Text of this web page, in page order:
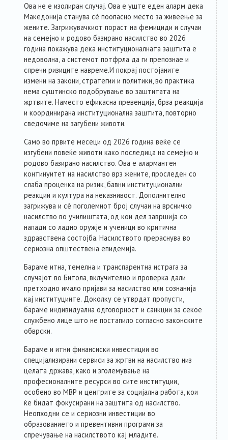
Ова не е изолиран случај. Ова е уште еден аларм дека
Македонија станува сè поопасно место за живеење за
жените. Загрижувачкиот пораст на фемициди и случаи
на семејно и родово базирано насилство во 2026
година покажува дека институционалната заштита е
недоволна, а системот потфрла да ги препознае и
спречи ризиците навреме.И покрај постојаните
измени на закони, стратегии и политики, во практика
нема суштинско подобрување во заштитата на
жртвите. Наместо ефикасна превенција, брза реакција
и координирана институционална заштита, повторно
сведочиме на загубени животи.
Само во првите месеци од 2026 година веќе се
изгубени повеќе животи како последица на семејно и
родово базирано насилство. Ова е алармантен
континуитет на насилство врз жените, проследен со
слаба проценка на ризик, бавни институционални
реакции и култура на неказнивост. Дополнително
загрижува и сè поголемиот број случаи на врсничко
насилство во училиштата, од кои дел завршија со
напади со ладно оружје и ученици во критична
здравствена состојба. Насилството прераснува во
сериозна општествена епидемија.
Бараме итна, темелна и транспарентна истрага за
случајот во Битола, вклучително и проверка дали
претходно имало пријави за насилство или сознанија
кај институциите. Доколку се утврдат пропусти,
бараме индивидуална одговорност и санкции за секое
службено лице што не постапило согласно законските
обврски.
Бараме и итни финансиски инвестиции во
специјализирани сервиси за жртви на насилство низ
целата држава, како и зголемување на
професионалните ресурси во сите институции,
особено во МВР и центрите за социјална работа, кои
ќе бидат фокусирани на заштита од насилство.
Неопходни се и сериозни инвестиции во
образованието и превентивни програми за
спречување на насилството кај младите.